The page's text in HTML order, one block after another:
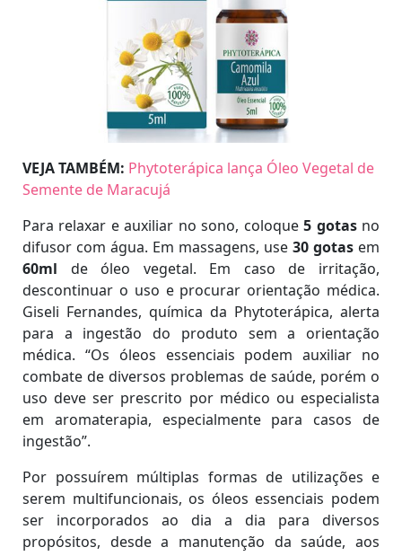
VEJA TAMBÉM: Phytoterápica lança Óleo Vegetal de
Semente de Maracujá
Para relaxar e auxiliar no sono, coloque5 gotasno
difusor com água. Em massagens, use 30 gotas em
60ml de óleo vegetal. Em caso de irritação,
descontinuar o uso e procurar orientação médica.
Giseli Fernandes, química da Phytoterápica, alerta
para a ingestão do produto sem a orientação
médica. “Os óleos essenciais podem auxiliar no
combate de diversos problemas de saúde, porém o
uso deve ser prescrito por médico ou especialista
em aromaterapia, especialmente para casos de
ingestão”.
Por possuírem múltiplas formas de utilizações e
serem multifuncionais, os óleos essenciais podem
ser incorporados ao dia a dia para diversos
propósitos, desde a manutenção da saúde, aos